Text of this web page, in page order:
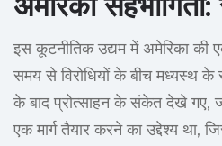
इस कूटनीतिक उद्यम में अमेरिका की
समय से विरोधियों के बीच मध्यस्थ
के बाद प्रोत्साहन के संकेत देखे गए,
एक मार्ग तैयार करने का उद्देश्य था,